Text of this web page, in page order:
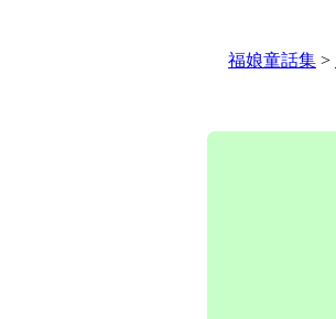
福娘童話集 >